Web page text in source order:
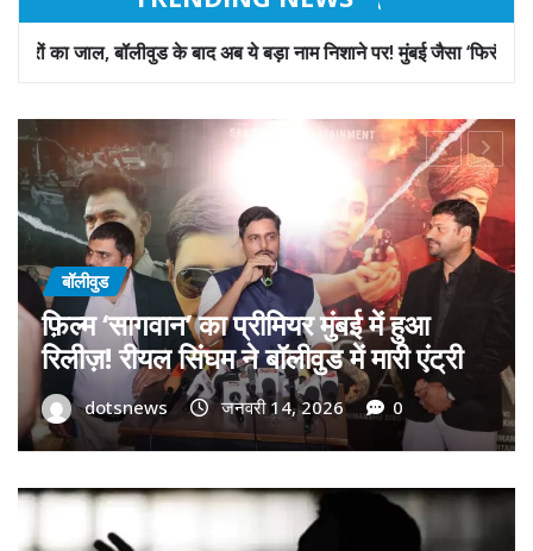
अब ये बड़ा नाम निशाने पर! मुंबई जैसा ‘फिरौती खेल’ अब दिल्ली-पंजाब में?
बॉलीवुड
गोवा मुख्यमंत्री डॉ. प्रमोद सावंत का ‘गोदान’
को बड़ा समर्थन; पोस्टर विमोचन कर मथुरा से
फिल्म गोदान की टीम का बढ़ाया मान!
dotsnews जनवरी 9, 2026 0